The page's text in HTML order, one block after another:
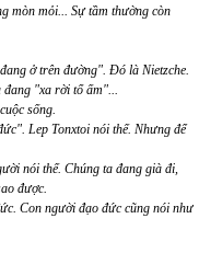
mòn mỏi... Sự tầm thường còn
ở trên đường". Đó là Nietzche.
đang "xa rời tổ ấm"...
sống.
Lep Tonxtoi nói thế. Nhưng để
nói thế. Chúng ta đang già đi,
được.
Con người đạo đức cũng nói như